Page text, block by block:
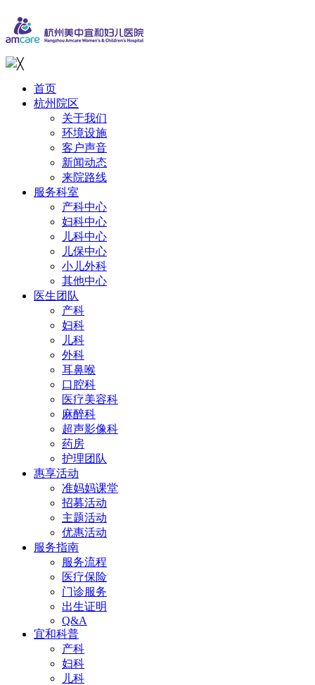
╳
首页
杭州院区
关于我们
环境设施
客户声音
新闻动态
来院路线
服务科室
产科中心
妇科中心
儿科中心
儿保中心
小儿外科
其他中心
医生团队
产科
妇科
儿科
外科
耳鼻喉
口腔科
医疗美容科
麻醉科
超声影像科
药房
护理团队
惠享活动
准妈妈课堂
招募活动
主题活动
优惠活动
服务指南
服务流程
医疗保险
门诊服务
出生证明
Q&A
宜和科普
产科
妇科
儿科